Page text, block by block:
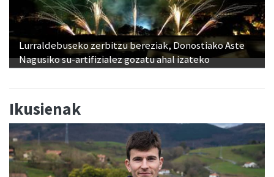
Lurraldebuseko zerbitzu bereziak, Donostiako Aste
Nagusiko su-artifizialez gozatu ahal izateko
Ikusienak